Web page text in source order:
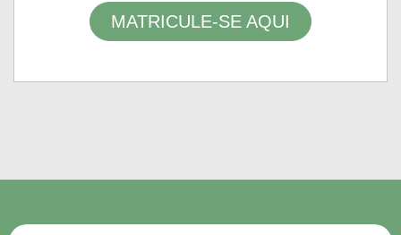
MATRICULE-SE AQUI